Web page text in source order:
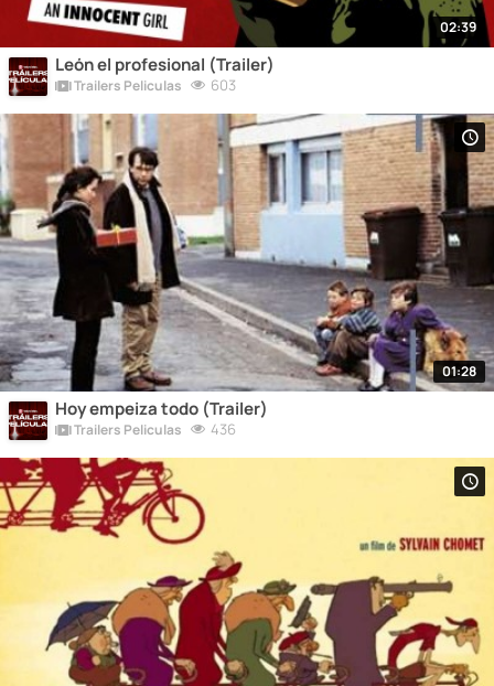
02:39
León el profesional (Trailer)
Trailers Peliculas 603
01:28
Hoy empeiza todo (Trailer)
Trailers Peliculas 436